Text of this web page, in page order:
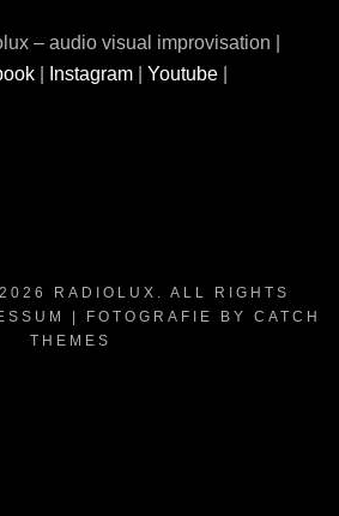
– audio visual improvisation |
Instagram Youtube
RADIOLUX . ALL RIGHTS
| FOTOGRAFIE BY CATCH
THEMES